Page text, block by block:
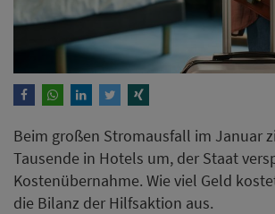
Beim großen Stromausfall im Januar
Tausende in Hotels um, der Staat
Kostenübernahme. Wie viel Geld
die Bilanz der Hilfsaktion aus.